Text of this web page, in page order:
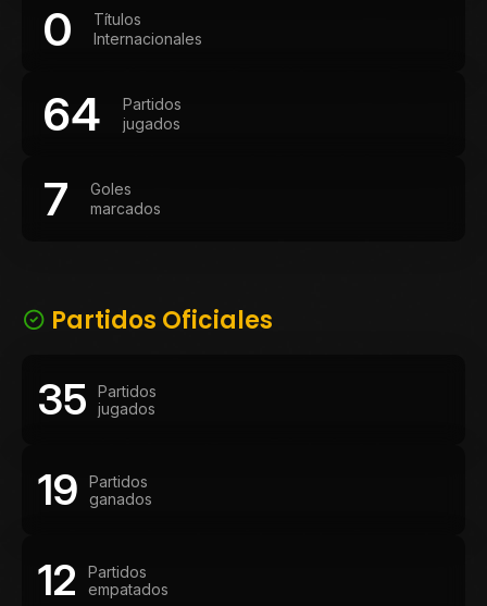
0
Títulos
Internacionales
64
Partidos
jugados
7
Goles
marcados
Partidos Oficiales
35
Partidos
jugados
19
Partidos
ganados
12
Partidos
empatados